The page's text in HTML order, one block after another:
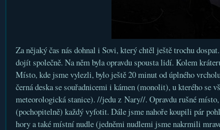
Za nějaký čas nás dohnal i Sovi, který chtěl ještě trochu
dojít společně. Na něm byla opravdu spousta lidí. Kolem
Místo, kde jsme vylezli, bylo ještě 20 minut od úplného
černá deska se souřadnicemi i kámen (monolit), u kterého se
meteorologická stanice). //jedu z Nary//. Opravdu rušné
(pochopitelně) každý vyfotit. Dále jsme nahoře koupili pár
hory a také místní nudle (jedněmi nudlemi jsme nakrmili